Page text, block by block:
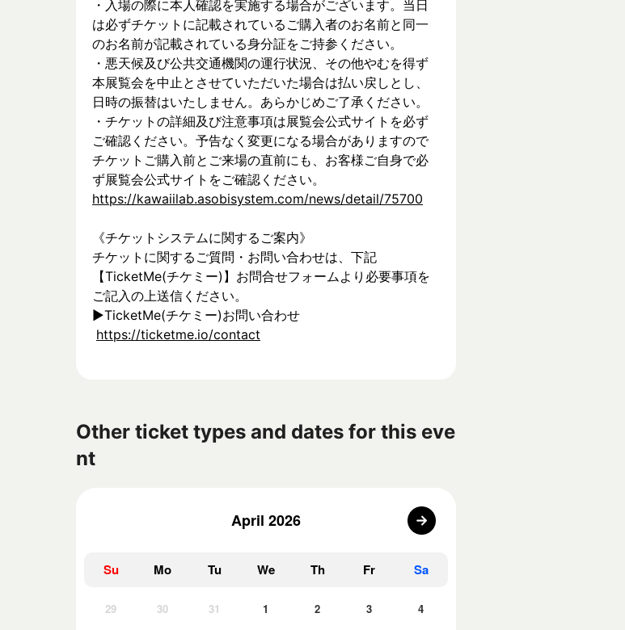
・入場の際に本人確認を実施する場合がございます。当日
は必ずチケットに記載されているご購入者のお名前と同一
のお名前が記載されている身分証をご持参ください。
・悪天候及び公共交通機関の運行状況、その他やむを得ず
本展覧会を中止とさせていただいた場合は払い戻しとし、
日時の振替はいたしません。あらかじめご了承ください。
・チケットの詳細及び注意事項は展覧会公式サイトを必ず
ご確認ください。予告なく変更になる場合がありますので
チケットご購入前とご来場の直前にも、お客様ご自身で必
ず展覧会公式サイトをご確認ください。
https://kawaiilab.asobisystem.com/news/detail/75700
《チケットシステムに関するご案内》
チケットに関するご質問・お問い合わせは、下記
【TicketMe(チケミー)】お問合せフォームより必要事項を
ご記入の上送信ください。
▶︎TicketMe(チケミー)お問い合わせ
https://ticketme.io/contact
Other ticket types and dates for this eve
nt
April 2026
Su Mo Tu We Th Fr Sa
29 30 31 1 2 3 4